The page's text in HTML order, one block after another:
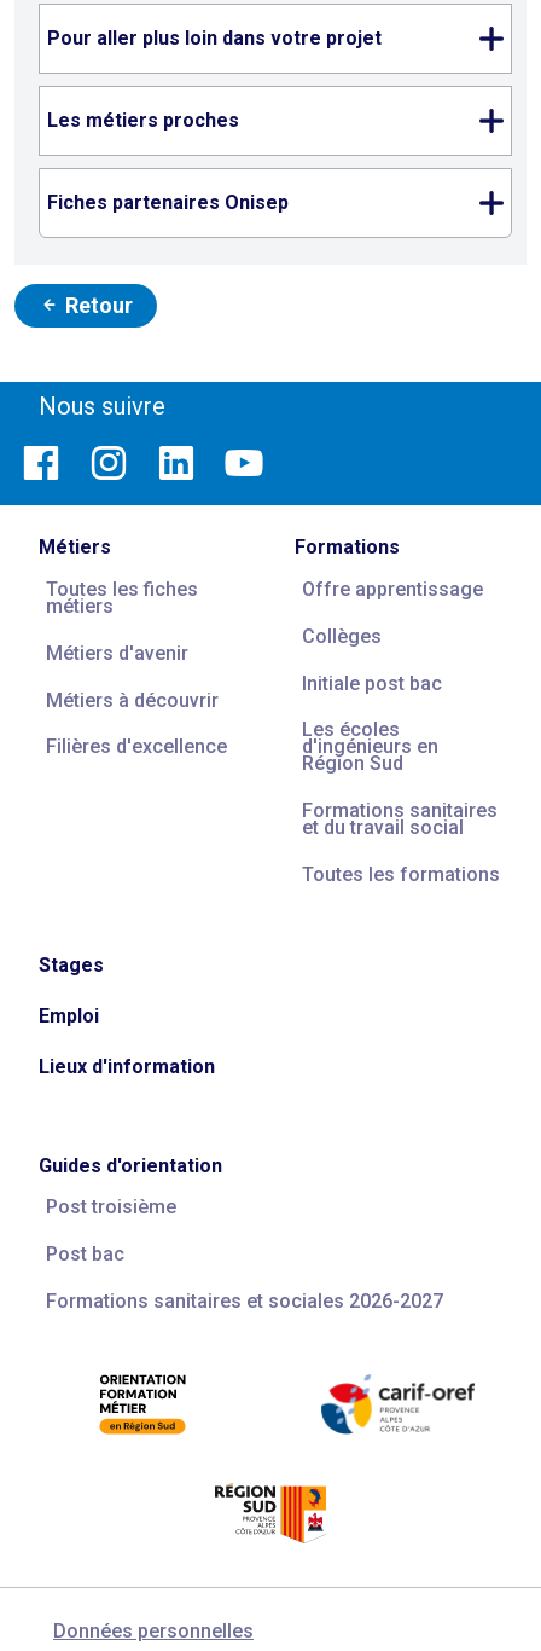
Pour aller plus loin dans votre projet
Les métiers proches
Fiches partenaires Onisep
Retour
Nous suivre
Métiers
Toutes les fiches
métiers
Métiers d'avenir
Métiers à découvrir
Filières d'excellence
Formations
Offre apprentissage
Collèges
Initiale post bac
Les écoles
d'ingénieurs en
Région Sud
Formations sanitaires
et du travail social
Toutes les formations
Stages
Emploi
Lieux d'information
Guides d'orientation
Post troisième
Post bac
Formations sanitaires et sociales 2026-2027
Données personnelles